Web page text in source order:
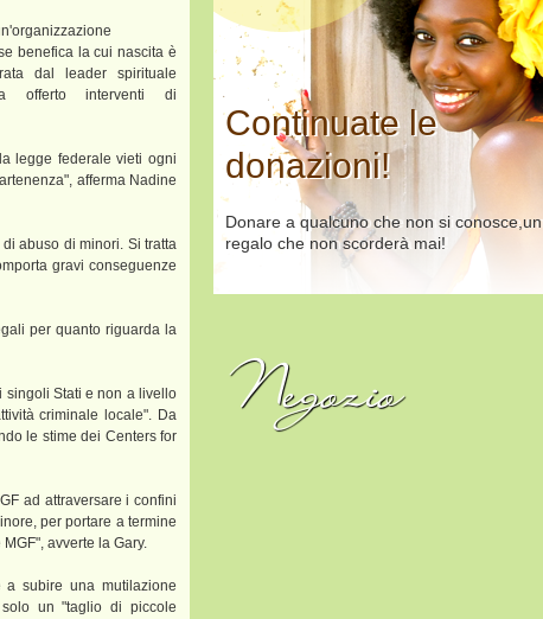
benefica la cui nascita è
dal leader spirituale
offerto interventi di
legge federale vieti ogni
afferma Nadine
abuso di minori. Si tratta
gravi conseguenze
per quanto riguarda la
singoli Stati e non a livello
criminale locale". Da
le stime dei Centers for
ad attraversare i confini
per portare a termine
avverte la Gary.
a subire una mutilazione
un "taglio di piccole
Continuate le
donazioni!
Donare a qualcuno che non si conosce,un
regalo che non scorderà mai!
Negozio